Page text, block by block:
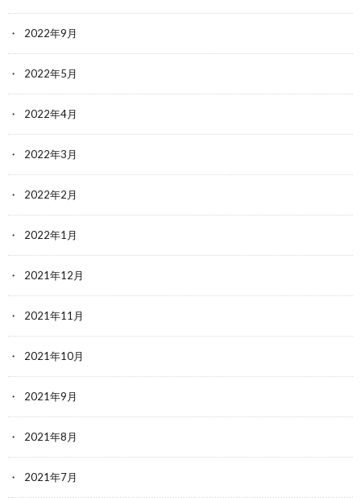
2022年9月
2022年5月
2022年4月
2022年3月
2022年2月
2022年1月
2021年12月
2021年11月
2021年10月
2021年9月
2021年8月
2021年7月